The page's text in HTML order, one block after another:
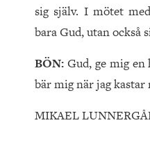
sig själv. I mötet
bara Gud, utan också
BÖN: Gud, ge mig
bär mig när jag
MIKAEL